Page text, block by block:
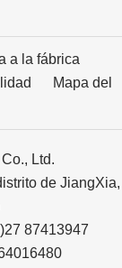
a la fábrica
Mapa del
Ltd.
de JiangXia,
87413947